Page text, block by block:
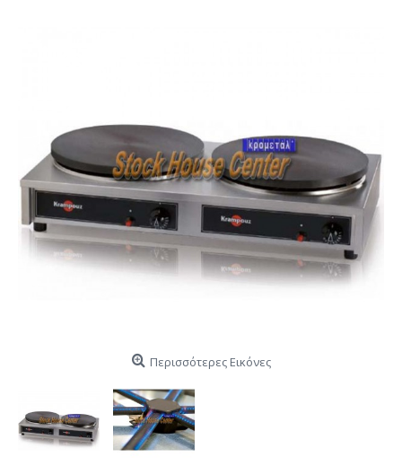
Περισσότερες Εικόνες